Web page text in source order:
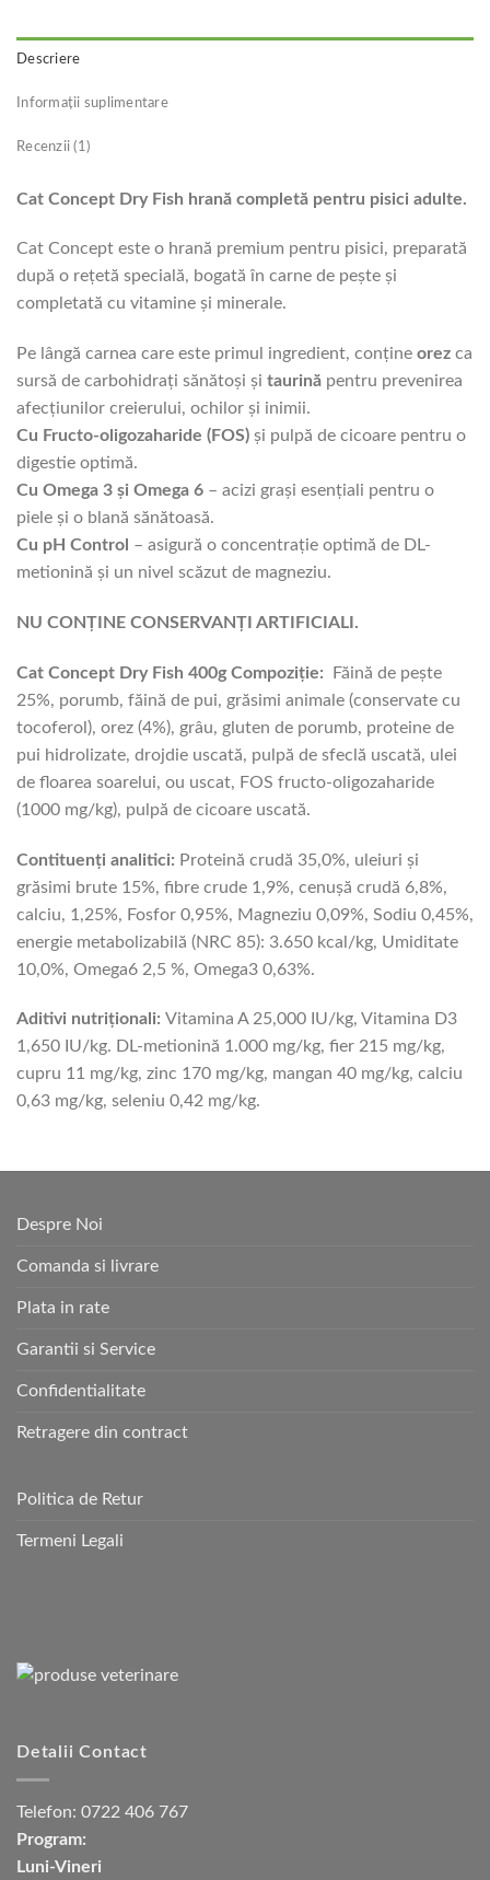
Descriere
Informații suplimentare
Recenzii (1)
Cat Concept Dry Fish hrană completă pentru pisici adulte.
Cat Concept este o hrană premium pentru pisici, preparată
după o rețetă specială, bogată în carne de pește și
completată cu vitamine și minerale.
Pe lângă carnea care este primul ingredient, conține orez ca
sursă de carbohidrați sănătoși și taurină pentru prevenirea
afecțiunilor creierului, ochilor și inimii.
Cu Fructo-oligozaharide (FOS) și pulpă de cicoare pentru o
digestie optimă.
Cu Omega 3 și Omega 6 – acizi grași esențiali pentru o
piele și o blană sănătoasă.
Cu pH Control – asigură o concentrație optimă de DL-
metionină și un nivel scăzut de magneziu.
NU CONȚINE CONSERVANȚI ARTIFICIALI.
Cat Concept Dry Fish 400g Compoziție: Făină de pește
25%, porumb, făină de pui, grăsimi animale (conservate cu
tocoferol), orez (4%), grâu, gluten de porumb, proteine de
pui hidrolizate, drojdie uscată, pulpă de sfeclă uscată, ulei
de floarea soarelui, ou uscat, FOS fructo-oligozaharide
(1000 mg/kg), pulpă de cicoare uscată.
Contituenți analitici: Proteină crudă 35,0%, uleiuri și
grăsimi brute 15%, fibre crude 1,9%, cenușă crudă 6,8%,
calciu, 1,25%, Fosfor 0,95%, Magneziu 0,09%, Sodiu 0,45%,
energie metabolizabilă (NRC 85): 3.650 kcal/kg, Umiditate
10,0%, Omega6 2,5 %, Omega3 0,63%.
Aditivi nutriționali: Vitamina A 25,000 IU/kg, Vitamina D3
1,650 IU/kg. DL-metionină 1.000 mg/kg, fier 215 mg/kg,
cupru 11 mg/kg, zinc 170 mg/kg, mangan 40 mg/kg, calciu
0,63 mg/kg, seleniu 0,42 mg/kg.
Despre Noi
Comanda si livrare
Plata in rate
Garantii si Service
Confidentialitate
Retragere din contract
Politica de Retur
Termeni Legali
Detalii Contact
Telefon: 0722 406 767
Program:
Luni-Vineri